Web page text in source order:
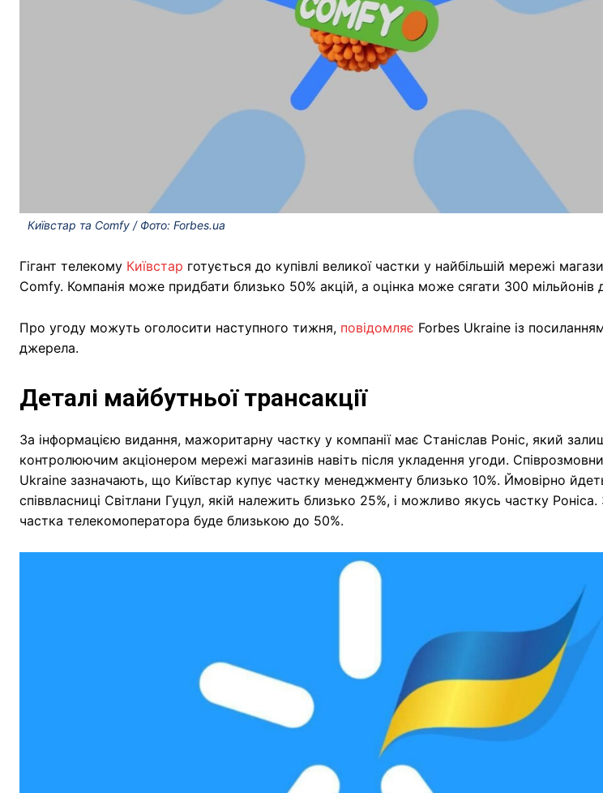
Київстар та Comfy / Фото: Forbes.ua
Гігант телекому Київстар готується до купівлі великої частки у найбільшій мережі
Comfy. Компанія може придбати близько 50% акцій, а оцінка може сягати 300 мільйонів
Про угоду можуть оголосити наступного тижня, повідомляє Forbes Ukraine із
джерела.
Деталі майбутньої трансакції
За інформацією видання, мажоритарну частку у компанії має Станіслав Роніс, який
контролюючим акціонером мережі магазинів навіть після укладення угоди.
Ukraine зазначають, що Київстар купує частку менеджменту близько 10%. Ймовірно
співвласниці Світлани Гуцул, якій належить близько 25%, і можливо якусь частку
частка телекомоператора буде близькою до 50%.